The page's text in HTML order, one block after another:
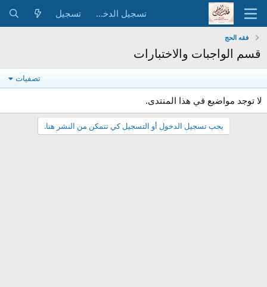
تسجيل الدخول تسجيل
فقه الحج
قسم الواجبات والاختبارات
تصفيات
لا توجد مواضيع في هذا المنتدى.
يجب تسجيل الدخول أو التسجيل كي تتمكن من النشر هنا.